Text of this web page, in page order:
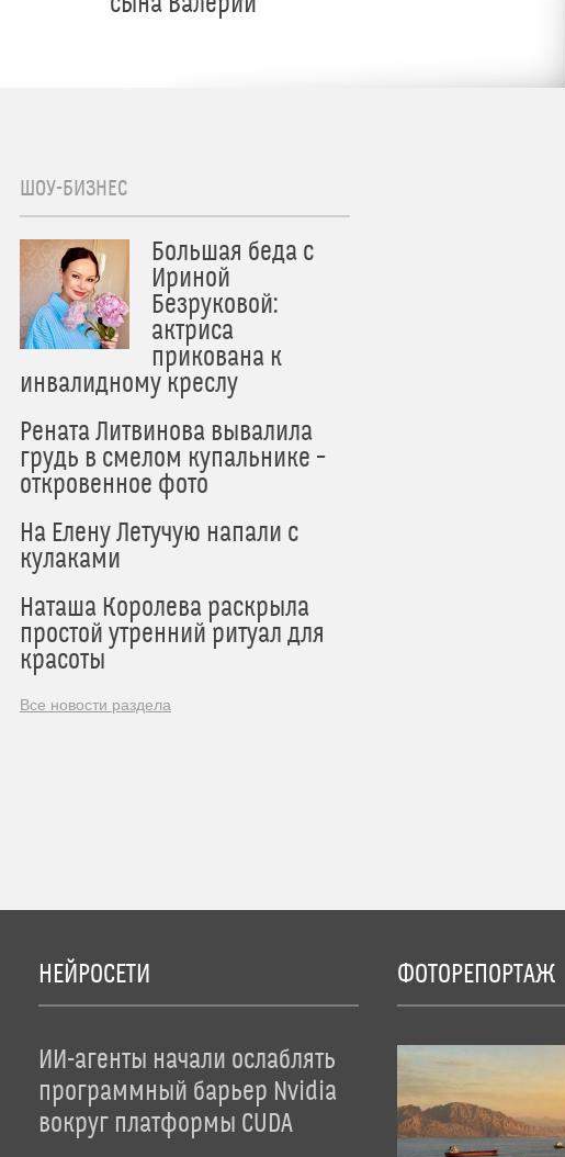
ШОУ-БИЗНЕС
Большая беда с
Ириной
Безруковой:
актриса
прикована к
инвалидному креслу
Рената Литвинова вывалила
грудь в смелом купальнике –
откровенное фото
На Елену Летучую напали с
кулаками
Наташа Королева раскрыла
простой утренний ритуал для
красоты
Все новости раздела
НЕЙРОСЕТИ
ИИ-агенты начали ослаблять
программный барьер Nvidia
вокруг платформы CUDA
ФОТОРЕПОРТАЖ